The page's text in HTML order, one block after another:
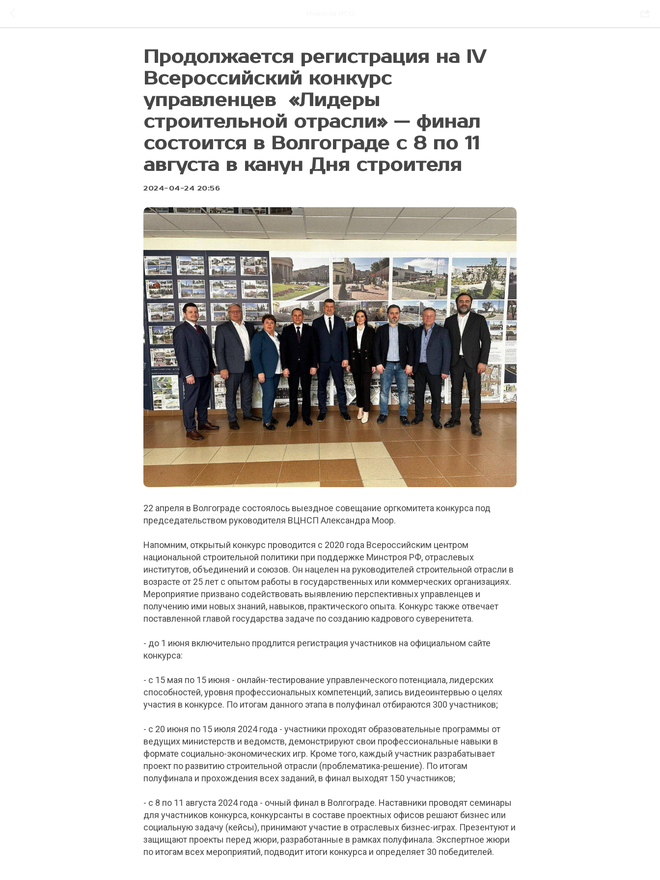
Продолжается регистрация на IV
Всероссийский конкурс
управленцев «Лидеры
строительной отрасли» — финал
состоится в Волгограде с 8 по 11
августа в канун Дня строителя
2024-04-24 20:56
22 апреля в Волгограде состоялось выездное совещание оргкомитета конкурса под
председательством руководителя ВЦНСП Александра Моор.
Напомним, открытый конкурс проводится с 2020 года Всероссийским центром
национальной строительной политики при поддержке Минстроя РФ, отраслевых
институтов, объединений и союзов. Он нацелен на руководителей строительной отрасли в
возрасте от 25 лет с опытом работы в государственных или коммерческих организациях.
Мероприятие призвано содействовать выявлению перспективных управленцев и
получению ими новых знаний, навыков, практического опыта. Конкурс также отвечает
поставленной главой государства задаче по созданию кадрового суверенитета.
- до 1 июня включительно продлится регистрация участников на официальном сайте
конкурса:
- с 15 мая по 15 июня - онлайн-тестирование управленческого потенциала, лидерских
способностей, уровня профессиональных компетенций, запись видеоинтервью о целях
участия в конкурсе. По итогам данного этапа в полуфинал отбираются 300 участников;
- с 20 июня по 15 июля 2024 года - участники проходят образовательные программы от
ведущих министерств и ведомств, демонстрируют свои профессиональные навыки в
формате социально-экономических игр. Кроме того, каждый участник разрабатывает
проект по развитию строительной отрасли (проблематика-решение). По итогам
полуфинала и прохождения всех заданий, в финал выходят 150 участников;
- с 8 по 11 августа 2024 года - очный финал в Волгограде. Наставники проводят семинары
для участников конкурса, конкурсанты в составе проектных офисов решают бизнес или
социальную задачу (кейсы), принимают участие в отраслевых бизнес-играх. Презентуют и
защищают проекты перед жюри, разработанные в рамках полуфинала. Экспертное жюри
по итогам всех мероприятий, подводит итоги конкурса и определяет 30 победителей.